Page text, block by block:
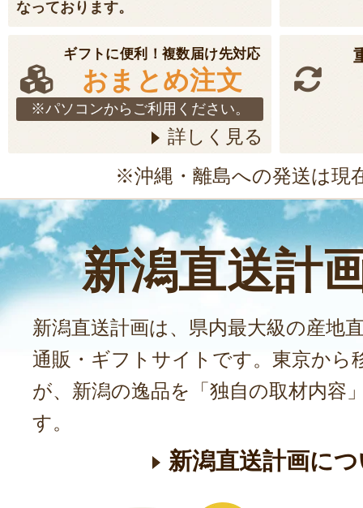
なっております。
ギフトに便利！複数届け先対応
おまとめ注文
※パソコンからご利用ください。
詳しく見る
※沖縄・離島への発送は現
新潟直送計
新潟直送計画は、県内最大級の産地
通販・ギフトサイトです。東京から
が、新潟の逸品を「独自の取材内容
す。
新潟直送計画に